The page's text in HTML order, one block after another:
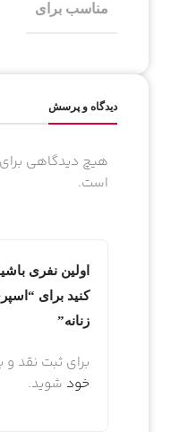
مناسب برای
دیدگاه و پرسش
هیچ دیدگاهی
است.
اولین نفری
کنید برای
زنانه”
برای ثبت نقد و
خود شوید.